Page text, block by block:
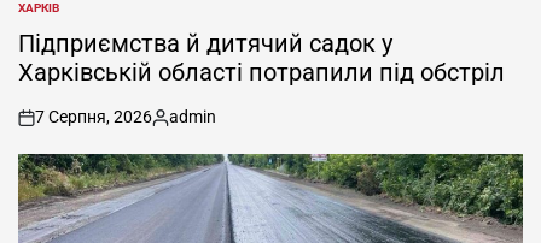
ОПУБЛІКУВАТИ
У
ХАРКІВ
Підприємства й дитячий садок у
Харківській області потрапили під обстріл
on
7 Серпня, 2026
Опубліковано
admin